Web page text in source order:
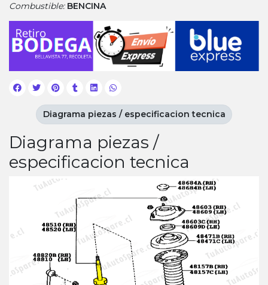
Combustible: BENCINA
Diagrama piezas /
especificacion tecnica
Diagrama piezas / especificacion tecnica